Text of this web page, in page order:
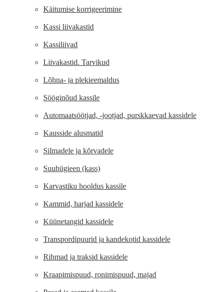
Käitumise korrigeerimine
Kassi liivakastid
Kassiliivad
Liivakastid. Tarvikud
Lõhna- ja plekieemaldus
Sööginõud kassile
Automaatsöötjad, -jootjad, purskkaevad kassidele
Kausside alusmatid
Silmadele ja kõrvadele
Suuhügieen (kass)
Karvastiku hooldus kassile
Kammid, harjad kassidele
Küünetangid kassidele
Transpordipuurid ja kandekotid kassidele
Rihmad ja traksid kassidele
Kraapimispuud, ronimispuud, majad